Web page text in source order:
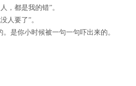
，都是我的错”。
人要了”。
是你小时候被一句一句吓出来的。